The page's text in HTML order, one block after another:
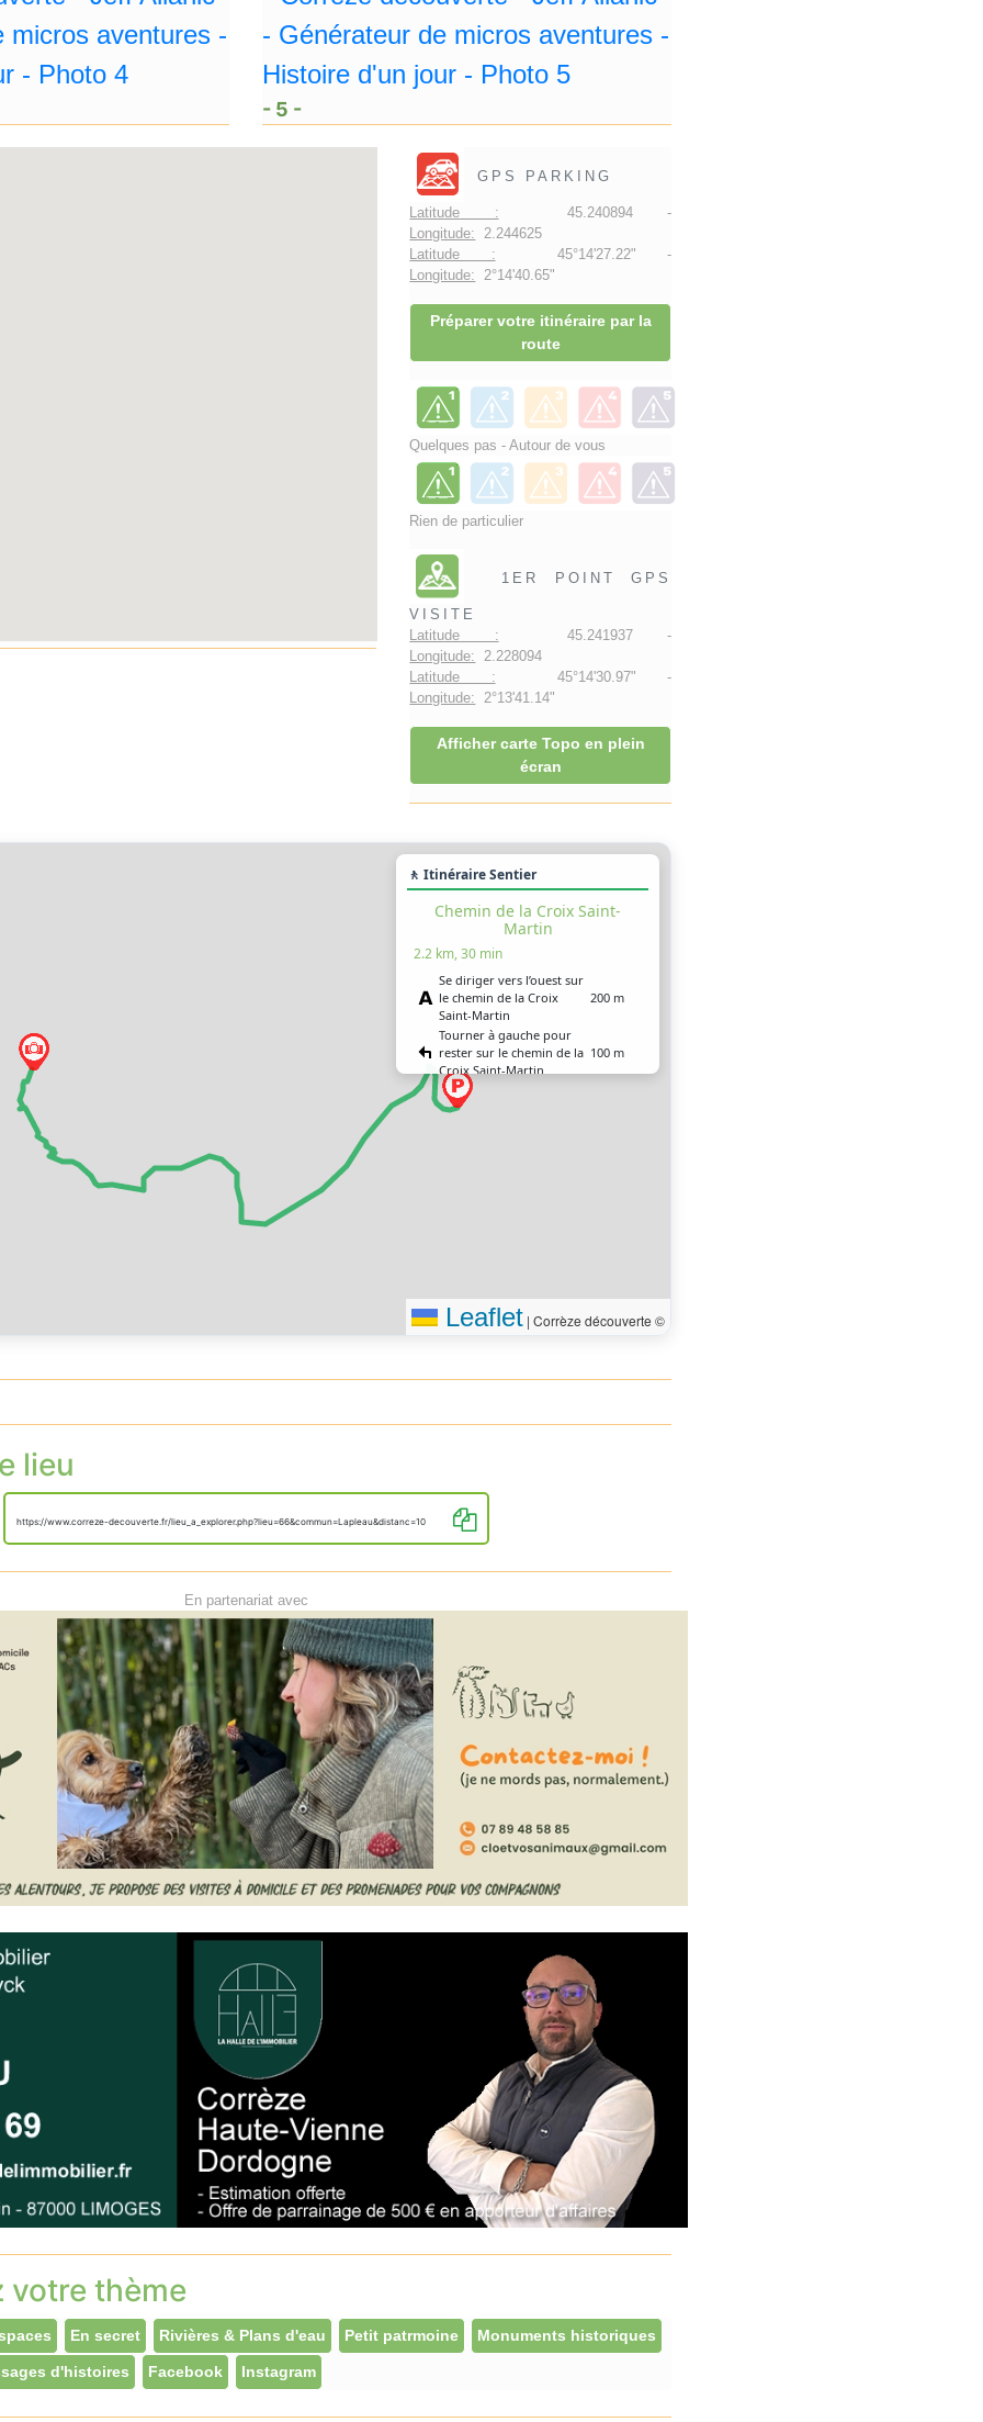
- 5 -
GPS PARKING
Latitude : 45.240894 -
Longitude: 2.244625
Latitude : 45°14'27.22" -
Longitude: 2°14'40.65"
Préparer votre itinéraire par la
route
Quelques pas - Autour de vous
Rien de particulier
1ER POINT GPS
VISITE
Latitude : 45.241937 -
Longitude: 2.228094
Latitude : 45°14'30.97" -
Longitude: 2°13'41.14"
Afficher carte Topo en plein
écran
🚶 Itinéraire Sentier
Chemin de la Croix Saint-
Martin
2.2 km, 30 min
Se diriger vers l’ouest sur
le chemin de la Croix
Saint-Martin
200 m
Tourner à gauche pour
rester sur le chemin de la
Croix Saint-Martin
100 m
Tenir la droite à
l’embranchement
destination, sur la droite
0 m
Leaflet | Corrèze découverte ©
lieu
https://www.correze-decouverte.fr/lieu_a_explorer.php?lieu=66&commun=Lapleau&distanc=10
En partenariat avec
votre thème
En secret Rivières & Plans d'eau Petit patrmoine Monuments historiques
d'histoires Facebook Instagram